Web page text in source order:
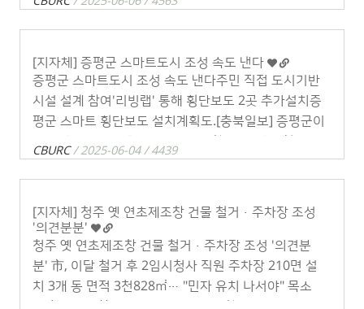
연공간 제공이젠 상점 50여곳 사람 북적외국인 . . .
[지자체] 증평군 스마트도시 조성 속도 낸다
증평군 스마트도시 조성 속도 낸다주민 직접 도시기반
시설 설계 참여'리빙랩' 통해 횡단보도 2곳 추가설치증
평군 스마트 횡단보도 설치계획도.［충북일보］ 증평군이
트도시 조성'에 속도 . . .
CBURC/ 2025-06-04 / 4439
[지자체] 청주 옛 연초제조창 건물 철거·주차장 조성
'의견분분'
청주 옛 연초제조창 건물 철거·주차장 조성 '의견분
분' 市, 이달 철거 후 2임시청사 직원 주차장 210면 설
치 3개 동 면적 3천828㎡… "민자 유치 나서야" 목소